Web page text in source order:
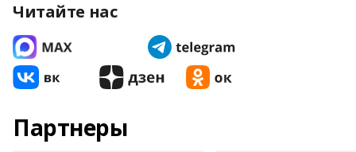
Читайте нас
Партнеры